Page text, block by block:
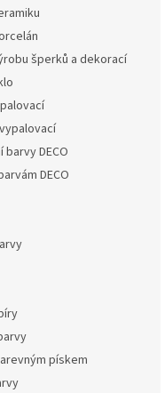
šperků a dekorací
DECO
DECO
pískem